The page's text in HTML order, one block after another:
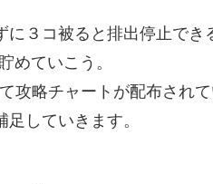
に３コ被ると排出停止で
めていこう。
攻略チャートが配布され
していきます。